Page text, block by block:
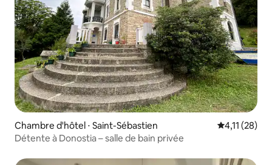
Chambre d'hôtel ⋅ Saint-Sébastien Évaluation
4,11 (28)
Détente à Donostia – salle de bain privée